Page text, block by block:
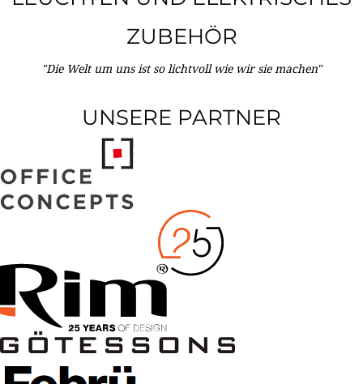
ZUBEHÖR
"Die Welt um uns ist so lichtvoll wie wir sie machen"
UNSERE PARTNER